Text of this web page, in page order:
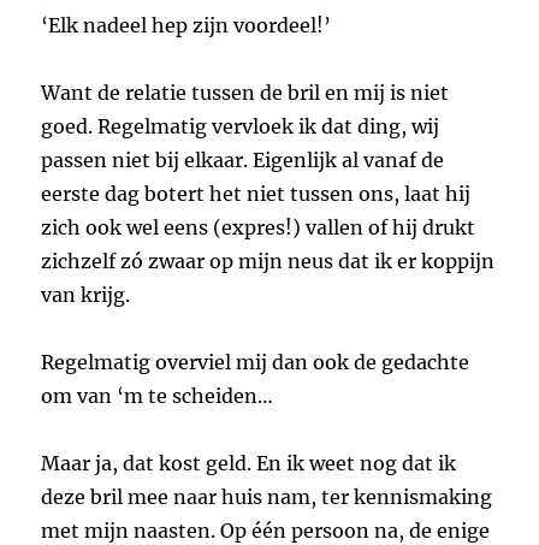
‘Elk nadeel hep zijn voordeel!’
Want de relatie tussen de bril en mij is niet
goed. Regelmatig vervloek ik dat ding, wij
passen niet bij elkaar. Eigenlijk al vanaf de
eerste dag botert het niet tussen ons, laat hij
zich ook wel eens (expres!) vallen of hij drukt
zichzelf zó zwaar op mijn neus dat ik er koppijn
van krijg.
Regelmatig overviel mij dan ook de gedachte
om van ‘m te scheiden…
Maar ja, dat kost geld. En ik weet nog dat ik
deze bril mee naar huis nam, ter kennismaking
met mijn naasten. Op één persoon na, de enige